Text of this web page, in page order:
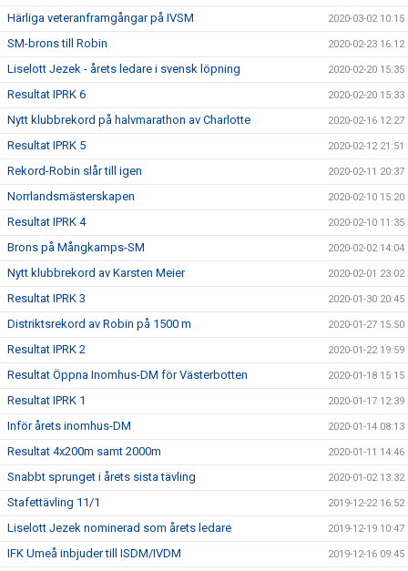
Härliga veteranframgångar på IVSM 2020-03-02 10:15
SM-brons till Robin 2020-02-23 16:12
Liselott Jezek - årets ledare i svensk löpning 2020-02-20 15:35
Resultat IPRK 6 2020-02-20 15:33
Nytt klubbrekord på halvmarathon av Charlotte 2020-02-16 12:27
Resultat IPRK 5 2020-02-12 21:51
Rekord-Robin slår till igen 2020-02-11 20:37
Norrlandsmästerskapen 2020-02-10 15:20
Resultat IPRK 4 2020-02-10 11:35
Brons på Mångkamps-SM 2020-02-02 14:04
Nytt klubbrekord av Karsten Meier 2020-02-01 23:02
Resultat IPRK 3 2020-01-30 20:45
Distriktsrekord av Robin på 1500 m 2020-01-27 15:50
Resultat IPRK 2 2020-01-22 19:59
Resultat Öppna Inomhus-DM för Västerbotten 2020-01-18 15:15
Resultat IPRK 1 2020-01-17 12:39
Inför årets inomhus-DM 2020-01-14 08:13
Resultat 4x200m samt 2000m 2020-01-11 14:46
Snabbt sprunget i årets sista tävling 2020-01-02 13:32
Stafettävling 11/1 2019-12-22 16:52
Liselott Jezek nominerad som årets ledare 2019-12-19 10:47
IFK Umeå inbjuder till ISDM/IVDM 2019-12-16 09:45